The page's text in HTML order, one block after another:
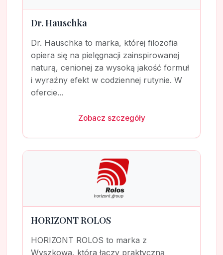
Dr. Hauschka
Dr. Hauschka to marka, której filozofia
opiera się na pielęgnacji zainspirowanej
naturą, cenionej za wysoką jakość formuł
i wyraźny efekt w codziennej rutynie. W
ofercie...
Zobacz szczegóły
HORIZONT ROLOS
HORIZONT ROLOS to marka z
Wyszkowa, która łączy praktyczną